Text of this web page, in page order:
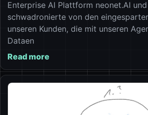
Enterprise AI Plattform neonet.AI und
schwadronierte von den
unseren Kunden, die mit unseren
Dataen
Read more